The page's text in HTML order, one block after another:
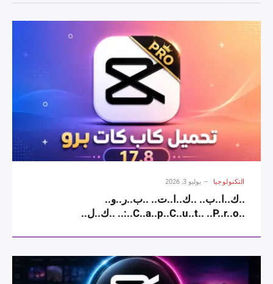
التكنولوجيا يوليو 3, 2026
..ك..ا..ب.. ..ك..ا..ت.. ..ب..ر..و..
..C..a..p..C..u..t.. ..P..r..o..:.. ..ك..ل..
..ا..ل..ا..س..ت..خ..د..ا..م.. ..و..ح..ل..
..أ..ش..ه..ر.. ..ا..ل..م..ش..ا..ك..ل.. ..2..0..2..6..